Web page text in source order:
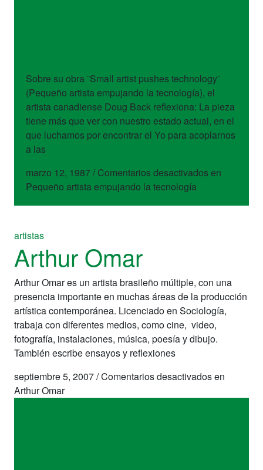
Sobre su obra ¨Small artist pushes technology¨
(Pequeño artista empujando la tecnología), el
artista canadiense Doug Back reflexiona: La pieza
tiene más que ver con nuestro estado actual, en el
que luchamos por encontrar el Yo para acoplarnos
a las
marzo 12, 1987/ Comentarios desactivadosen
Pequeño artista empujando la tecnología
artistas
Arthur Omar
Arthur Omar es un artista brasileño múltiple, con una
presencia importante en muchas áreas de la producción
artística contemporánea. Licenciado en Sociología,
trabaja con diferentes medios, como cine, video,
fotografía, instalaciones, música, poesía y dibujo.
También escribe ensayos y reflexiones
septiembre 5, 2007/Comentarios desactivadosen
Arthur Omar